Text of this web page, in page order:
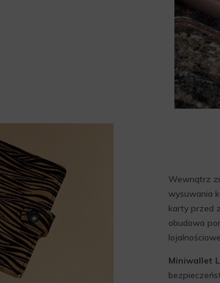
Wewnątrz
wysuwania
karty przed
obudowa
Miniwallet